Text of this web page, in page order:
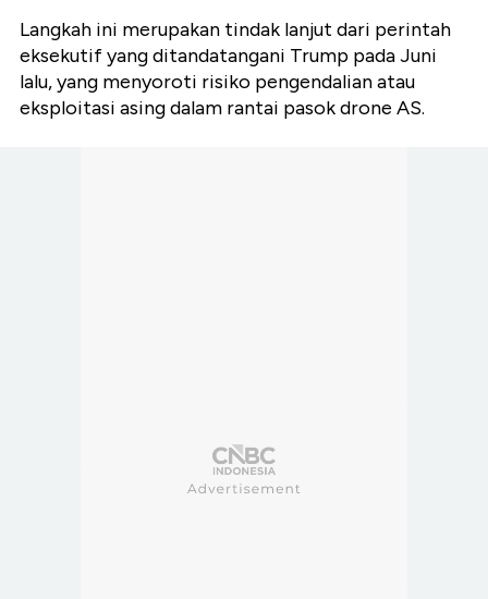
Langkah ini merupakan tindak lanjut dari perintah
eksekutif yang ditandatangani Trump pada Juni
lalu, yang menyoroti risiko pengendalian atau
eksploitasi asing dalam rantai pasok drone AS.